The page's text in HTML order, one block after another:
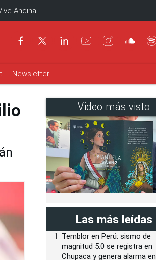
Andina
Newsletter
Video más visto
Las más leídas
Temblor en Perú: sismo de
magnitud 5.0 se registra en
Chupaca y genera alarma en